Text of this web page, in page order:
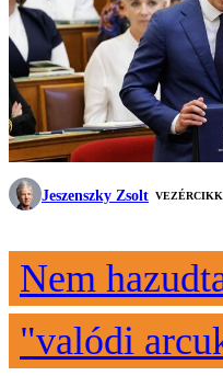
Jeszenszky Zsolt VEZÉRCIKK
Nem
"valódi